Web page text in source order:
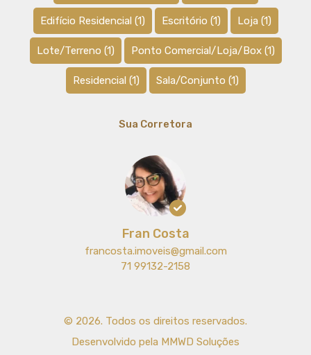
Edifício Residencial (1) Escritório (1) Loja (1)
Lote/Terreno (1) Ponto Comercial/Loja/Box(1)
Residencial (1) Sala/Conjunto (1)
Sua Corretora
Fran Costa
francosta.imoveis@gmail.com
71 99132-2158
© 2026. Todos os direitos reservados.
Desenvolvido pela MMWD Soluções